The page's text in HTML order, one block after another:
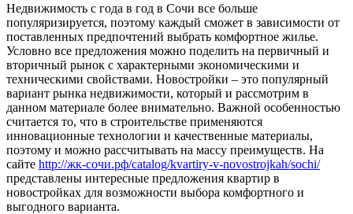
Недвижимость с года в год в Сочи все больше
популяризируется, поэтому каждый сможет в зависимости от
поставленных предпочтений выбрать комфортное жилье.
Условно все предложения можно поделить на первичный и
вторичный рынок с характерными экономическими и
техническими свойствами. Новостройки – это популярный
вариант рынка недвижимости, который и рассмотрим в
данном материале более внимательно. Важной особенностью
считается то, что в строительстве применяются
инновационные технологии и качественные материалы,
поэтому и можно рассчитывать на массу преимуществ. На
сайте http://жк-сочи.рф/catalog/kvartiry-v-novostrojkah/sochi/
представлены интересные предложения квартир в
новостройках для возможности выбора комфортного и
выгодного варианта.